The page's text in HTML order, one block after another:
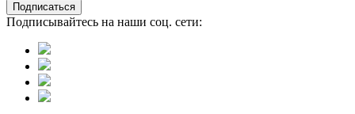
Подписаться
Подписывайтесь на наши соц. сети: